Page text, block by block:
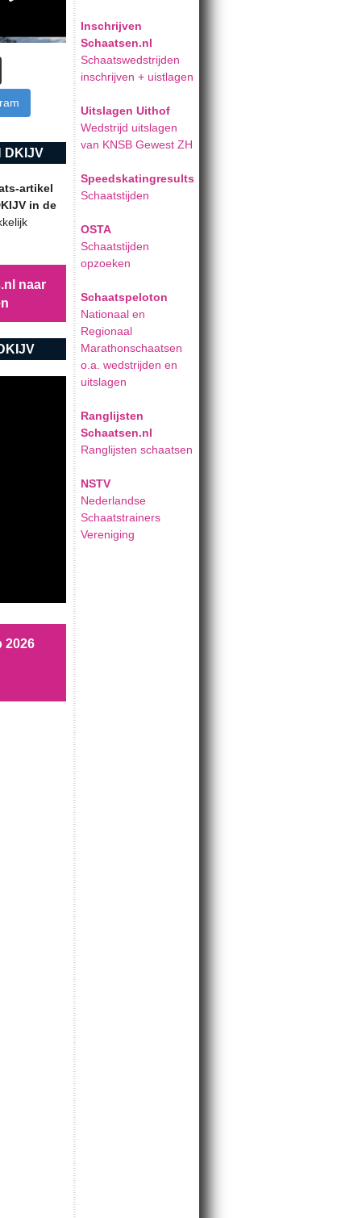
DKIJV
artikel
in de
naar
2026
Inschrijven
Schaatsen.nl
Schaatswedstrijden
inschrijven + uistlagen
Uitslagen Uithof
Wedstrijd uitslagen
van KNSB Gewest ZH
Speedskatingresults
Schaatstijden
OSTA
Schaatstijden
opzoeken
Schaatspeloton
Nationaal en
Regionaal
Marathonschaatsen
o.a. wedstrijden en
uitslagen
Ranglijsten
Schaatsen.nl
Ranglijsten schaatsen
NSTV
Nederlandse
Schaatstrainers
Vereniging